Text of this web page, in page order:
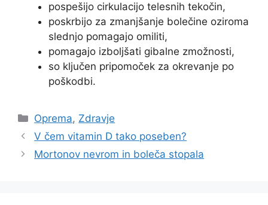
pospešijo cirkulacijo telesnih tekočin,
poskrbijo za zmanjšanje bolečine oziroma
slednjo pomagajo omiliti,
pomagajo izboljšati gibalne zmožnosti,
so ključen pripomoček za okrevanje po
poškodbi.
Categories
Oprema, Zdravje
V čem vitamin D tako poseben?
Mortonov nevrom in boleča stopala